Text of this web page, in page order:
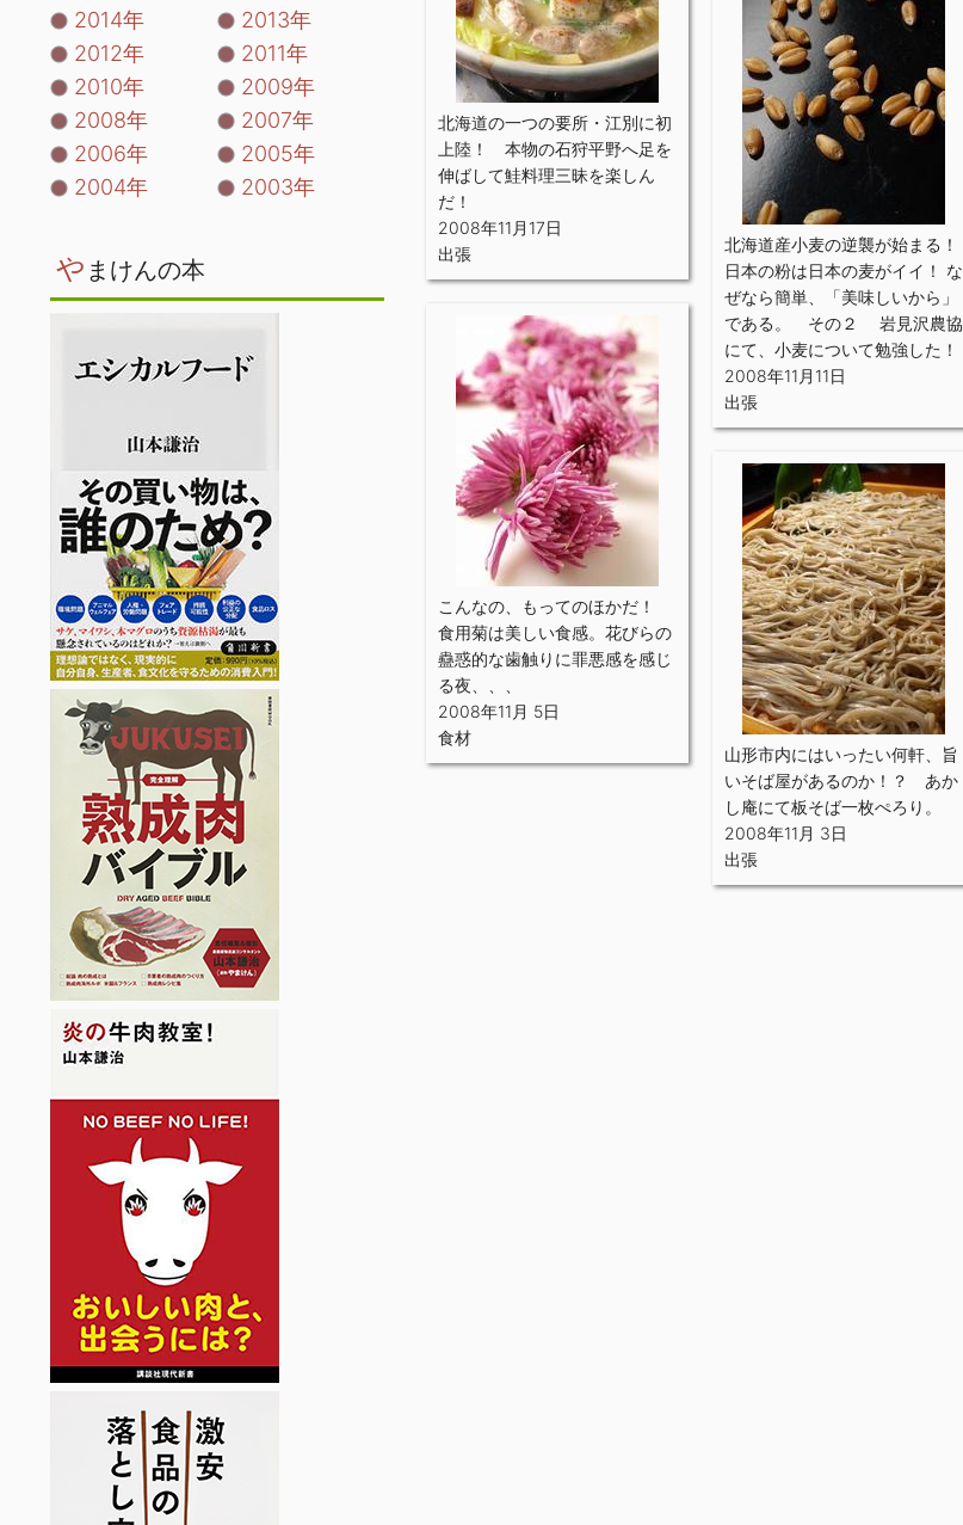
北海道の一つの要所・江別に初
上陸！ 本物の石狩平野へ足を
伸ばして鮭料理三昧を楽しん
だ！
2008年11月17日
出張
北海道産小麦の逆襲が始まる！
日本の粉は日本の麦がイイ！ な
ぜなら簡単、「美味しいから」
である。 その２ 岩見沢農協
にて、小麦について勉強した！
2008年11月11日
出張
こんなの、もってのほかだ！
食用菊は美しい食感。花びらの
蠱惑的な歯触りに罪悪感を感じ
る夜、、、
2008年11月 5日
食材
山形市内にはいったい何軒、旨
いそば屋があるのか！？ あか
し庵にて板そば一枚ぺろり。
2008年11月 3日
出張
2014年
2013年
2012年
2011年
2010年
2009年
2008年
2007年
2006年
2005年
2004年
2003年
や まけんの本